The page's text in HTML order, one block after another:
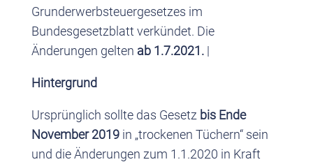
Grunderwerbsteuergesetzes im
Bundesgesetzblatt verkündet. Die
Änderungen gelten ab 1.7.2021.|
Hintergrund
Ursprünglich sollte das Gesetz bis Ende
November 2019in „trockenen Tüchern“ sein
und die Änderungen zum 1.1.2020 in Kraft